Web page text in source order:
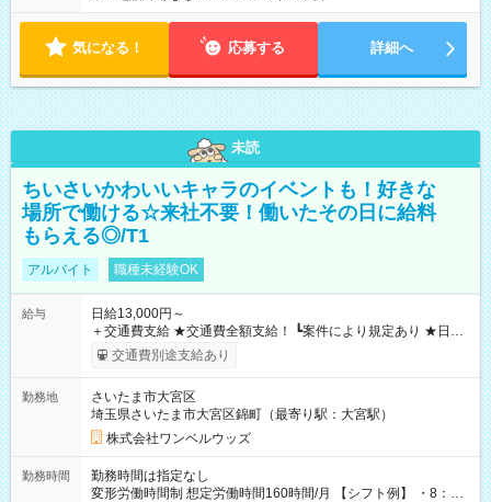
気になる！ 応募する 詳細へ
未読
ちいさいかわいいキャラのイベントも！好きな
場所で働ける☆来社不要！働いたその日に給料
もらえる◎/T1
アルバイト 職種未経験OK
給与
日給13,000円～
＋交通費支給 ★交通費全額支給！ ┗案件により規定あり ★日払
いOK！（規定あり） ┗働いたその日に現金GET♪ お仕事後はコ
ンビニATMから 日払い分を引き落とせます！ 【試用期間】試
交通費別途支給あり
勤務地
さいたま市大宮区
埼玉県さいたま市大宮区錦町（最寄り駅：大宮駅）
株式会社ワンベルウッズ
勤務時間
勤務時間は指定なし
変形労働時間制 想定労働時間160時間/月 【シフト例】 ・8：00